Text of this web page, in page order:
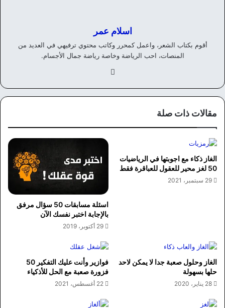
اسلام عمر
أقوم بكتاب الشعر، واعمل كمحرر وكاتب محتوي ترفيهي في العديد من
المنصات، احب الرياضة وخاصة رياضة جمال الأجسام.
وك
مقالات ذات صلة
الغاز ذكاء مع اجوبتها في الرياضيات
50 لغز محير للعقول للعباقرة فقط
29 سبتمبر، 2021
اسئلة مسابقات 50 سؤال مرفق
بالإجابة اختبر نفسك الآن
29 أكتوبر، 2019
الغاز وحلول صعبة جدا لا يمكن لاحد
حلها بسهولة
28 يناير، 2020
فوازير وأنت عليك التفكير 50
فزورة صعبة مع الحل للأذكياء
22 أغسطس، 2021